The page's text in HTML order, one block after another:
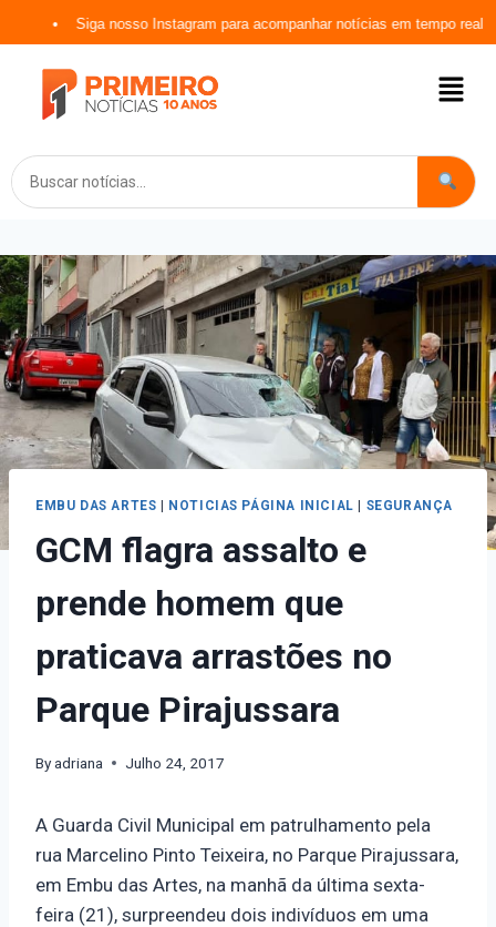
Siga nosso Instagram para acompanhar notícias em tempo real
EMBU DAS ARTES NOTICIAS PÁGINA INICIAL SEGURANÇA
GCM flagra assalto e
prende homem que
praticava arrastões no
Parque Pirajussara
Byadriana Julho 24, 2017
A Guarda Civil Municipal em patrulhamento pela
rua Marcelino Pinto Teixeira, no Parque Pirajussara,
em Embu das Artes, na manhã da última sexta-
feira (21), surpreendeu dois indivíduos em uma